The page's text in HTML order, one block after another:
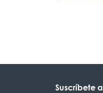
Suscríbete a